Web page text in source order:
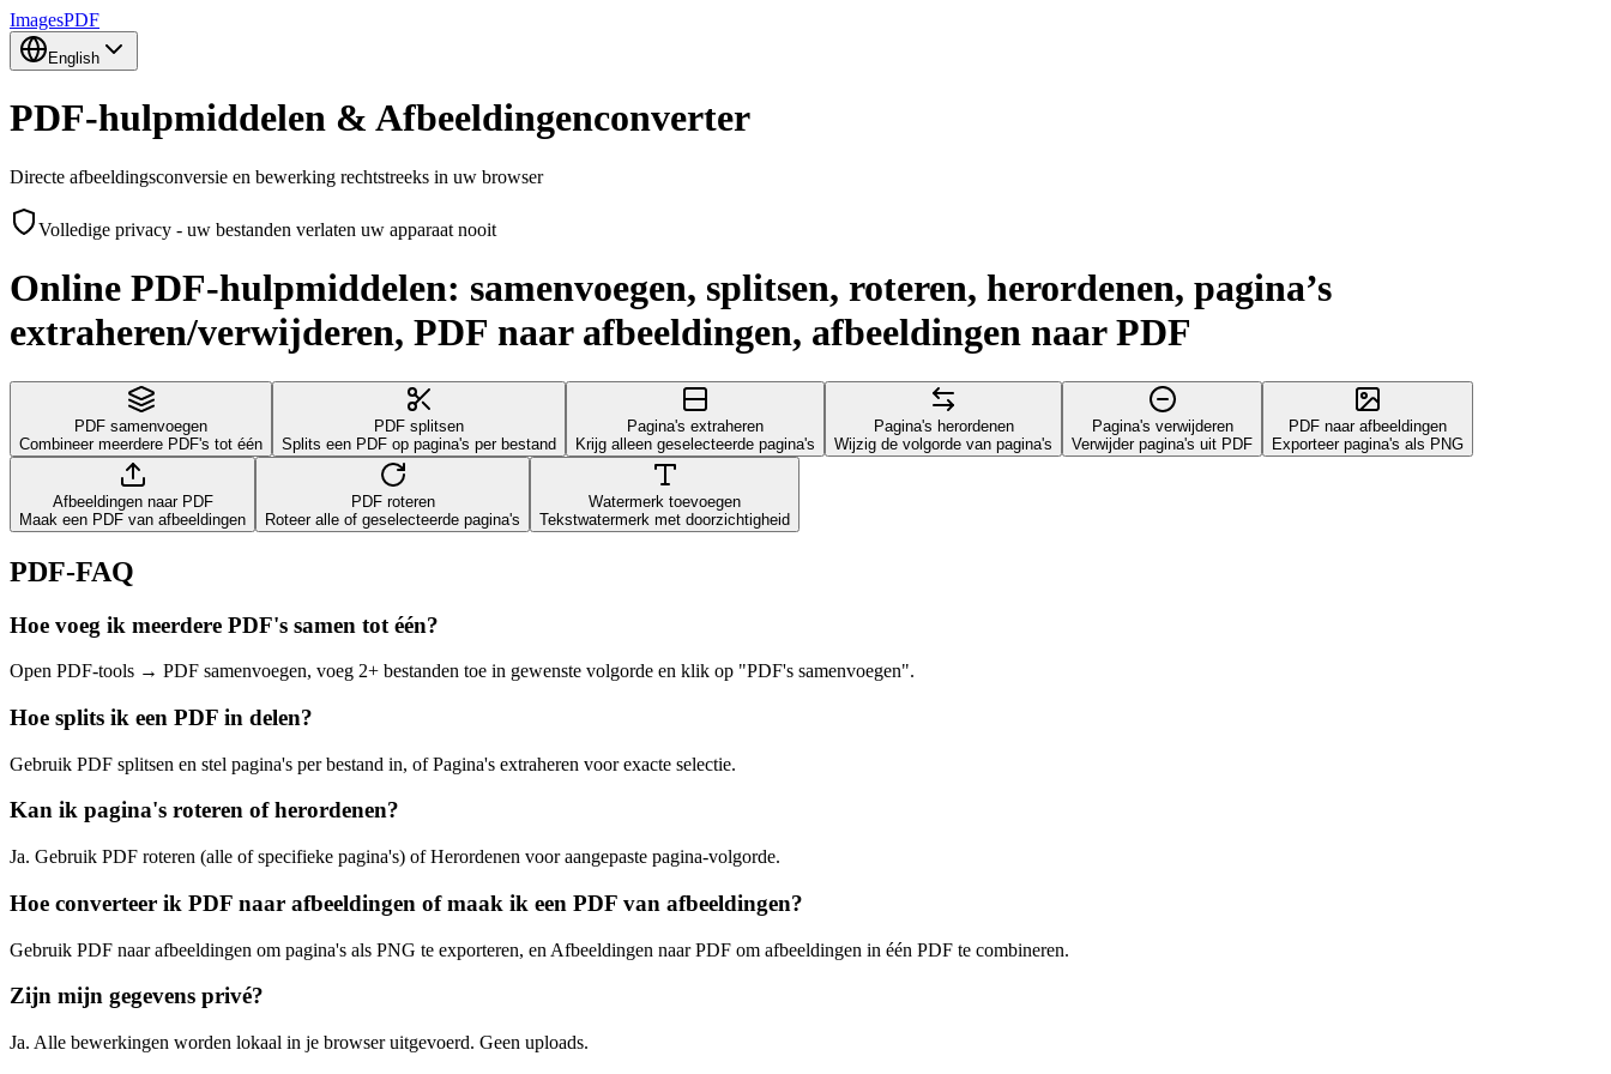
ImagesPDF
English
PDF-hulpmiddelen & Afbeeldingenconverter
Directe afbeeldingsconversie en bewerking rechtstreeks in uw browser
Volledige privacy - uw bestanden verlaten uw apparaat nooit
Online PDF‑hulpmiddelen: samenvoegen, splitsen, roteren, herordenen, pagina’s
extraheren/verwijderen, PDF naar afbeeldingen, afbeeldingen naar PDF
PDF samenvoegen
Combineer meerdere PDF's tot één
PDF splitsen
Splits een PDF op pagina's per bestand
Pagina's extraheren
Krijg alleen geselecteerde pagina's
Pagina's herordenen
Wijzig de volgorde van pagina's
Pagina's verwijderen
Verwijder pagina's uit PDF
PDF naar afbeeldingen
Exporteer pagina's als PNG
Afbeeldingen naar PDF
Maak een PDF van afbeeldingen
PDF roteren
Roteer alle of geselecteerde pagina's
Watermerk toevoegen
Tekstwatermerk met doorzichtigheid
PDF‑FAQ
Hoe voeg ik meerdere PDF's samen tot één?
Open PDF-tools → PDF samenvoegen, voeg 2+ bestanden toe in gewenste volgorde en klik op "PDF's samenvoegen".
Hoe splits ik een PDF in delen?
Gebruik PDF splitsen en stel pagina's per bestand in, of Pagina's extraheren voor exacte selectie.
Kan ik pagina's roteren of herordenen?
Ja. Gebruik PDF roteren (alle of specifieke pagina's) of Herordenen voor aangepaste pagina-volgorde.
Hoe converteer ik PDF naar afbeeldingen of maak ik een PDF van afbeeldingen?
Gebruik PDF naar afbeeldingen om pagina's als PNG te exporteren, en Afbeeldingen naar PDF om afbeeldingen in één PDF te combineren.
Zijn mijn gegevens privé?
Ja. Alle bewerkingen worden lokaal in je browser uitgevoerd. Geen uploads.